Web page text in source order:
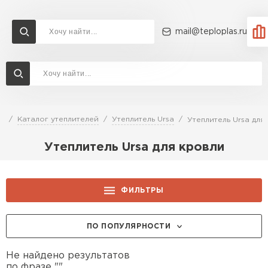
mail@teploplas.ru
Каталог утеплителей Утеплитель Ursa Утеплитель Ursa для
Утеплитель Ursa для кровли
ФИЛЬТРЫ
ПО ПОПУЛЯРНОСТИ
Не найдено результатов
Доставка и оплата
Перейти в каталог
Утеплитель Ветонит
Утеплитель Rockwool
Утеплитель Knauf